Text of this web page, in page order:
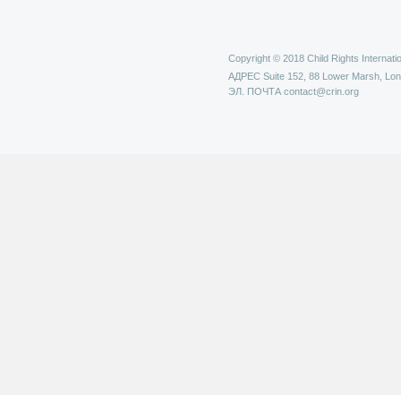
Copyright © 2018 Child Rights
АДРЕС Suite 152, 88 Lower Marsh,
ЭЛ. ПОЧТА contact@crin.org